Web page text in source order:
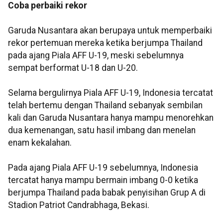
Coba perbaiki rekor
Garuda Nusantara akan berupaya untuk memperbaiki
rekor pertemuan mereka ketika berjumpa Thailand
pada ajang Piala AFF U-19, meski sebelumnya
sempat berformat U-18 dan U-20.
Selama bergulirnya Piala AFF U-19, Indonesia tercatat
telah bertemu dengan Thailand sebanyak sembilan
kali dan Garuda Nusantara hanya mampu menorehkan
dua kemenangan, satu hasil imbang dan menelan
enam kekalahan.
Pada ajang Piala AFF U-19 sebelumnya, Indonesia
tercatat hanya mampu bermain imbang 0-0 ketika
berjumpa Thailand pada babak penyisihan Grup A di
Stadion Patriot Candrabhaga, Bekasi.